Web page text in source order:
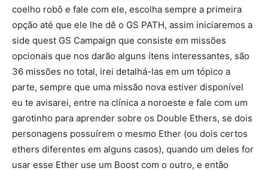
coelho robô e fale com ele, escolha sempre a primeira
opção até que ele lhe dê o GS PATH, assim iniciaremos a
side quest GS Campaign que consiste em missões
opcionais que nos darão alguns ítens interessantes, são
36 missões no total, irei detalhá-las em um tópico a
parte, sempre que uma missão nova estiver disponível
eu te avisarei, entre na clínica a noroeste e fale com um
garotinho para aprender sobre os Double Ethers, se dois
personagens possuírem o mesmo Ether (ou dois certos
ethers diferentes em alguns casos), quando um deles for
usar esse Ether use um Boost com o outro, e então